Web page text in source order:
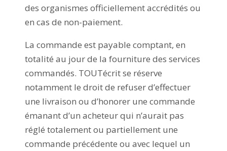
des organismes officiellement accrédités ou
en cas de non-paiement.
La commande est payable comptant, en
totalité au jour de la fourniture des services
commandés. TOUTécrit se réserve
notamment le droit de refuser d’effectuer
une livraison ou d’honorer une commande
émanant d’un acheteur qui n’aurait pas
réglé totalement ou partiellement une
commande précédente ou avec lequel un